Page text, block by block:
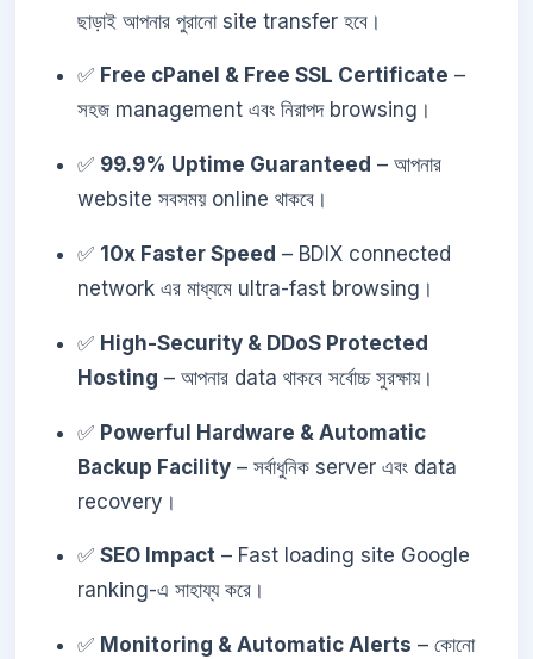
ছাড়াই আপনার পুরানো site transfer হবে।
✅ Free cPanel & Free SSL Certificate –
সহজ management এবং নিরাপদ browsing।
✅ 99.9% Uptime Guaranteed – আপনার
website সবসময় online থাকবে।
✅ 10x Faster Speed – BDIX connected
network এর মাধ্যমে ultra-fast browsing।
✅ High-Security & DDoS Protected
Hosting – আপনার data থাকবে সর্বোচ্চ সুরক্ষায়।
✅ Powerful Hardware & Automatic
Backup Facility – সর্বাধুনিক server এবং data
recovery।
✅ SEO Impact – Fast loading site Google
ranking-এ সাহায্য করে।
✅ Monitoring & Automatic Alerts – কোনো